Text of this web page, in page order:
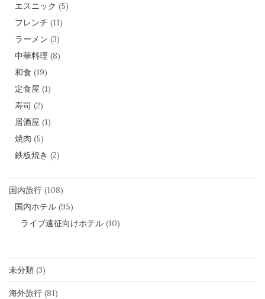
エスニック (5)
フレンチ (11)
ラーメン (3)
中華料理 (8)
和食 (19)
定食屋 (1)
寿司 (2)
居酒屋 (1)
焼肉 (5)
鉄板焼き (2)
国内旅行 (108)
国内ホテル (95)
ライブ遠征向けホテル (10)
未分類 (3)
海外旅行 (81)